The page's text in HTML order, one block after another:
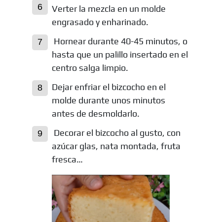
Verter la mezcla en un molde
engrasado y enharinado.
Hornear durante 40-45 minutos, o
hasta que un palillo insertado en el
centro salga limpio.
Dejar enfriar el bizcocho en el
molde durante unos minutos
antes de desmoldarlo.
Decorar el bizcocho al gusto, con
azúcar glas, nata montada, fruta
fresca…